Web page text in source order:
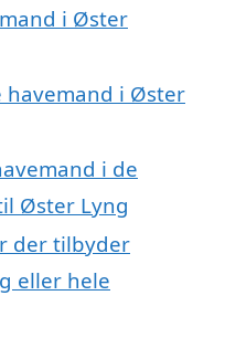
i Øster
havemand i Øster
i de
Øster Lyng
der tilbyder
eller hele